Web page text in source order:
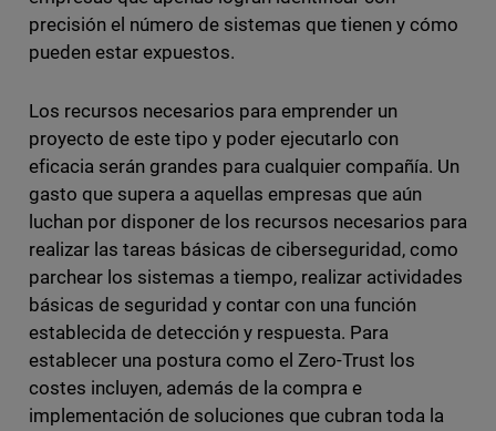
precisión el número de sistemas que tienen y cómo
pueden estar expuestos.
Los recursos necesarios para emprender un
proyecto de este tipo y poder ejecutarlo con
eficacia serán grandes para cualquier compañía. Un
gasto que supera a aquellas empresas que aún
luchan por disponer de los recursos necesarios para
realizar las tareas básicas de ciberseguridad, como
parchear los sistemas a tiempo, realizar actividades
básicas de seguridad y contar con una función
establecida de detección y respuesta. Para
establecer una postura como el Zero-Trust los
costes incluyen, además de la compra e
implementación de soluciones que cubran toda la